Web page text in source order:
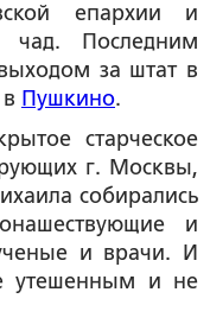
епархии и
чад. Последним
за штат в
Пушкино.
старческое
г. Москвы,
собирались
и
и врачи. И
утешенным и не